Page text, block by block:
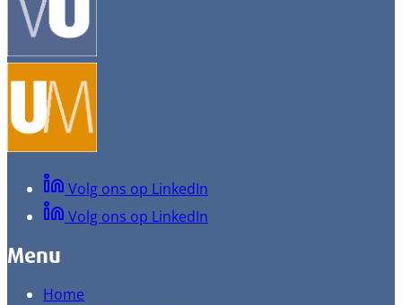
Volg ons op LinkedIn
Volg ons op LinkedIn
Menu
Home